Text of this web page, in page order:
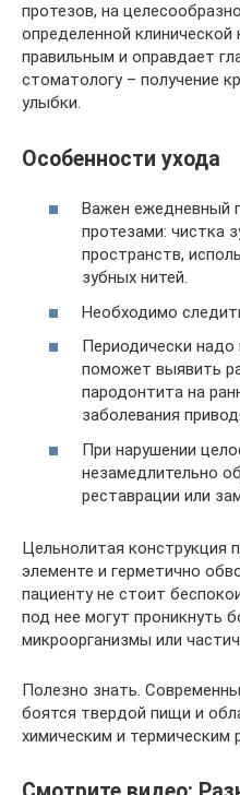
протезов, на
определенной
правильным и оправдает
стоматологу – получение
улыбки.
Особенности ухода
Важен ежедневный
протезами: чистка
пространств,
зубных нитей.
Необходимо
Периодически
поможет выявить
пародонтита на
заболевания
При нарушении
незамедлительно
реставрации или
Цельнолитая конструкция
элементе и герметично
пациенту не стоит
под нее могут проникнуть
микроорганизмы или
Полезно знать.
боятся твердой пищи и
химическим и термическим